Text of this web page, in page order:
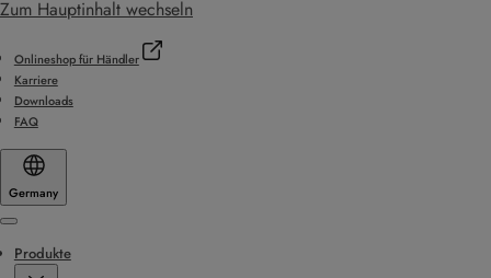
Zum Hauptinhalt wechseln
Onlineshop für Händler
Karriere
Downloads
FAQ
Germany
Menu
Produkte